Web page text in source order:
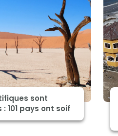
sont
101 pays ont soif